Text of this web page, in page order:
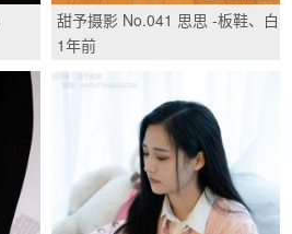
甜予摄影 No.041 思思 -板鞋、白
棉袜、裸足/(129P)
1年前